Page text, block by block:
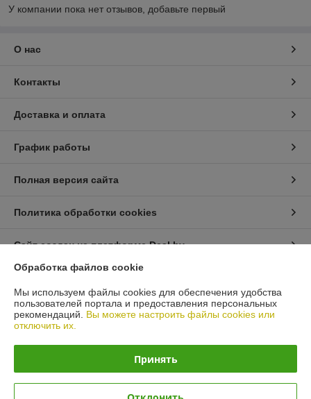
У компании пока нет отзывов, добавьте первый
О нас
Контакты
Доставка и оплата
График работы
Полная версия сайта
Политика обработки cookies
Сайт создан на платформе Deal.by
Информация для покупателя
Юридическое лицо:ООО "ЭДФАН СтройГрупп"
Беларусь г. Минск, ул. Щорса 1А, пом.29
Регистрационный номер ЕГР: 192271316
Регистрационный орган: Мингорисполком
Обработка файлов cookie
Мы используем файлы cookies для обеспечения удобства
пользователей портала и предоставления персональных
рекомендаций. Вы можете настроить файлы cookies или
отключить их.
Принять